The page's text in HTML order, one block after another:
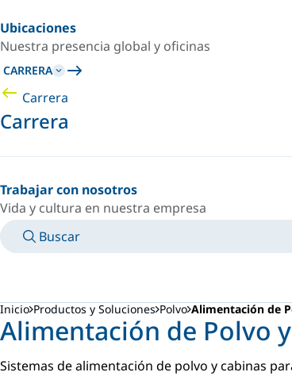
Ubicaciones
Nuestra presencia global y oficinas
CARRERA
Carrera
Carrera
Trabajar con nosotros
Vida y cultura en nuestra empresa
Buscar
Inicio Productos y Soluciones Polvo Alimentación de
Alimentación de Polvo
Sistemas de alimentación de polvo y cabinas